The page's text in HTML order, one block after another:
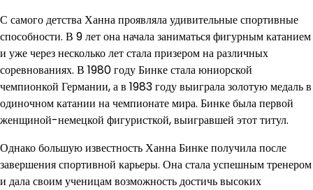
С самого детства Ханна проявляла удивительные спортивные
способности. В 9 лет она начала заниматься фигурным катанием
и уже через несколько лет стала призером на различных
соревнованиях. В 1980 году Бинке стала юниорской
чемпионкой Германии, а в 1983 году выиграла золотую медаль в
одиночном катании на чемпионате мира. Бинке была первой
женщиной-немецкой фигуристкой, выигравшей этот титул.
Однако большую известность Ханна Бинке получила после
завершения спортивной карьеры. Она стала успешным тренером
и дала своим ученицам возможность достичь высоких